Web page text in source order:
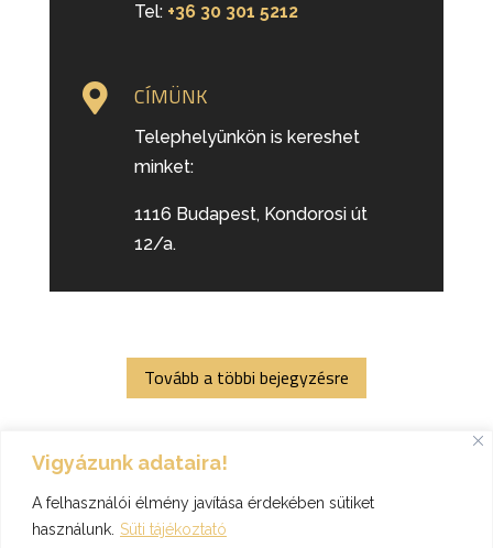
Vigyázunk adataira!
A felhasználói élmény javítása érdekében sütiket
használunk. Süti tájékoztató
Tel: +36 30 301 5212
 CÍMÜNK
Telephelyünkön is kereshet
minket:
1116 Budapest, Kondorosi út
12/a.
Tovább a többi bejegyzésre